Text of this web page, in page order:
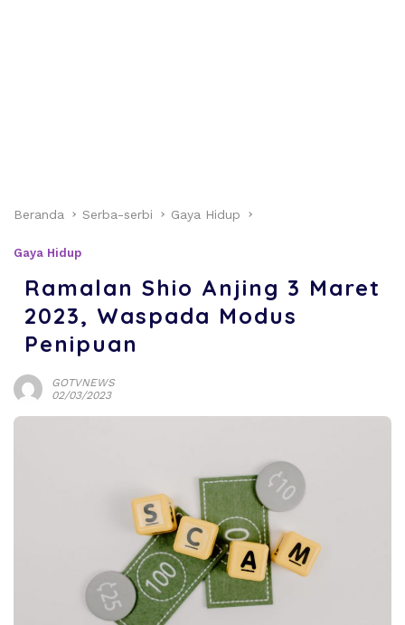
Beranda Serba-serbi Gaya Hidup
Gaya Hidup
Ramalan Shio Anjing 3 Maret
2023, Waspada Modus
Penipuan
GOTVNEWS
02/03/2023